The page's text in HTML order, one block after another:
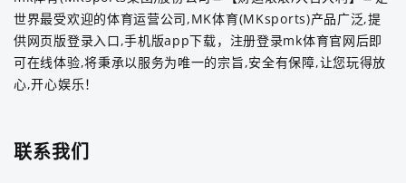
世界最受欢迎的体育运营公司,MK体育(MKsports)产品广泛,提
供网页版登录入口,手机版app下载，注册登录mk体育官网后即
可在线体验,将秉承以服务为唯一的宗旨,安全有保障,让您玩得放
心,开心娱乐！
联系我们